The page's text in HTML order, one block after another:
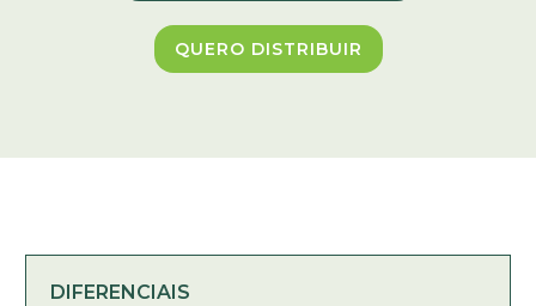
QUERO DISTRIBUIR
DIFERENCIAIS